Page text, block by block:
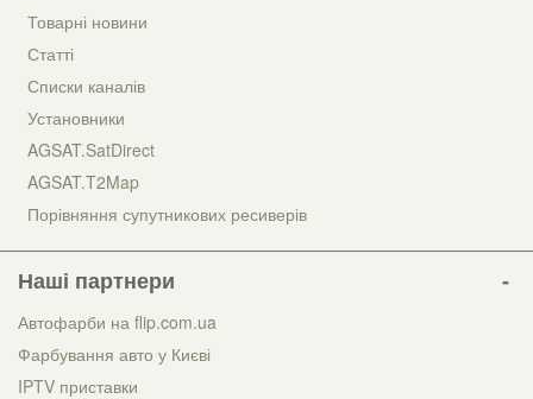
Товарні новини
Статті
Списки каналів
Установники
AGSAT.SatDirect
AGSAT.T2Map
Порівняння супутникових ресиверів
Наші партнери
Автофарби на flip.com.ua
Фарбування авто у Києві
IPTV приставки